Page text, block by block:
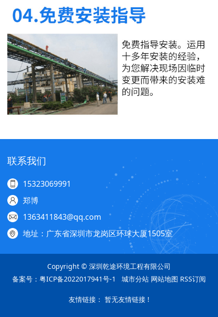
联系我们
15323069991
郑博
1363411843@qq.com
地址：广东省深圳市龙岗区环球大厦1505室
Copyright © 深圳乾途环境工程有限公司
备案号： 粤ICP备2022017941号-1 城市分站 网站地图 RSS订阅
友情链接： 暂无友情链接 !